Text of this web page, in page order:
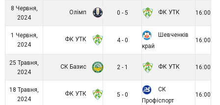
8 Червня,
2024
Олімп 0 - 5 ФК УТК 16:00
1 Червня,
2024
ФК УТК 4 - 0
Шевченків
край
16:00
25 Травня,
2024
СК Базис 2 - 1 ФК УТК 16:00
18 Травня,
2024
ФК УТК 5 - 0
СК
Профіспорт
16:00